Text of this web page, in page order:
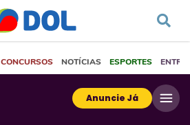
CONCURSOS NOTÍCIAS ESPORTES
Anuncie Já